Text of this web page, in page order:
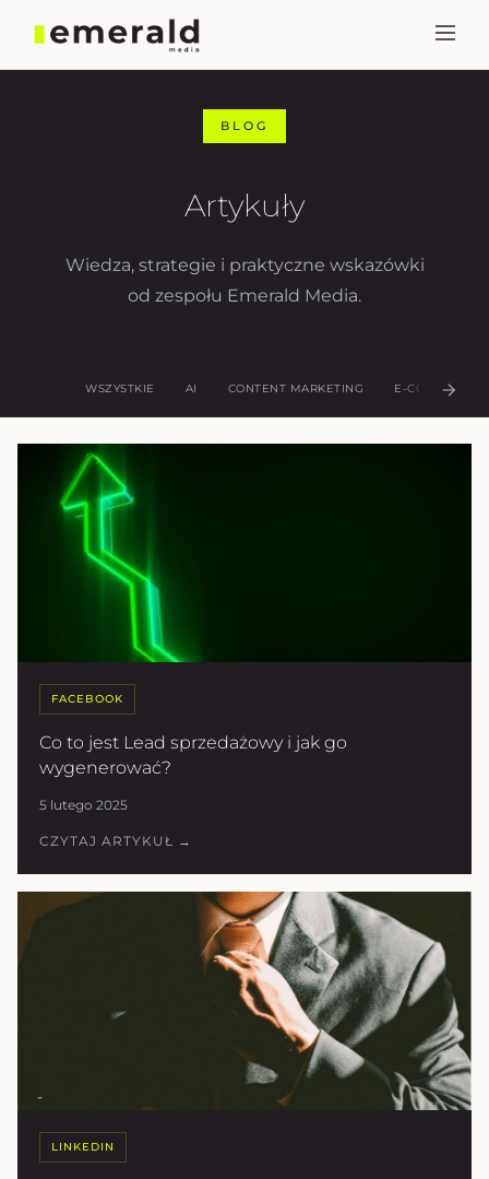
BLOG
Artykuły
Wiedza, strategie i praktyczne wskazówki
od zespołu Emerald Media.
WSZYSTKIE AI CONTENT MARKETING E-COMMERCE
FACEBOOK
Co to jest Lead sprzedażowy i jak go
wygenerować?
5 lutego 2025
CZYTAJ ARTYKUŁ →
LINKEDIN